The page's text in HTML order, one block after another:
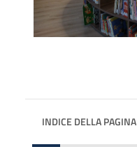
INDICE DELLA PAGINA